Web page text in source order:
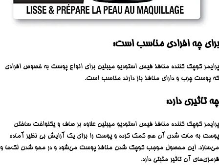
برای چه افرادی مناسب است:
پرایمر کوچک کننده منافذ فیس استودیو میبلین برای انواع پوست به خصوص افرادی
که پوست چرب و دارای منافذ باز دارند مناسب است.
چه تاثیری دارد:
پرایمر کوچک کننده منافذ فیس استودیو میبلین علاوه بر صاف و یکنواخت ساختن
پوست به مات شدن آن هم کمک کرده و پوست را برای یک آرایش بی نظیر آماده
می‌سازد. این محصول موجب کوچک شدن منافذ پوست می‌شود و در محو شدن لک‌ها و
قرمزی‌های آن تاثیر مثبتی دارد.